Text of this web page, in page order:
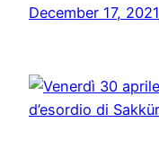
December 17, 2021